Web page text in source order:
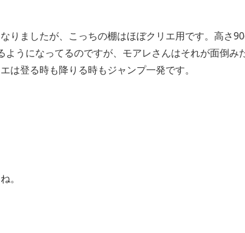
りましたが、こっちの棚はほぼクリエ用です。高さ
ようになってるのですが、モアレさんはそれが面倒み
は登る時も降りる時もジャンプ一発です。
。